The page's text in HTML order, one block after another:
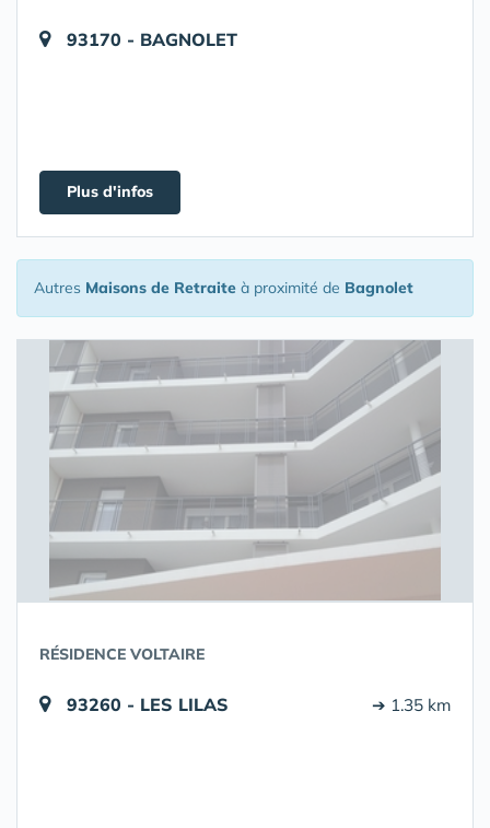
93170 - BAGNOLET
Plus d'infos
Autres Maisons de Retraite à proximité de Bagnolet
RÉSIDENCE VOLTAIRE
93260 - LES LILAS ➔ 1.35 km